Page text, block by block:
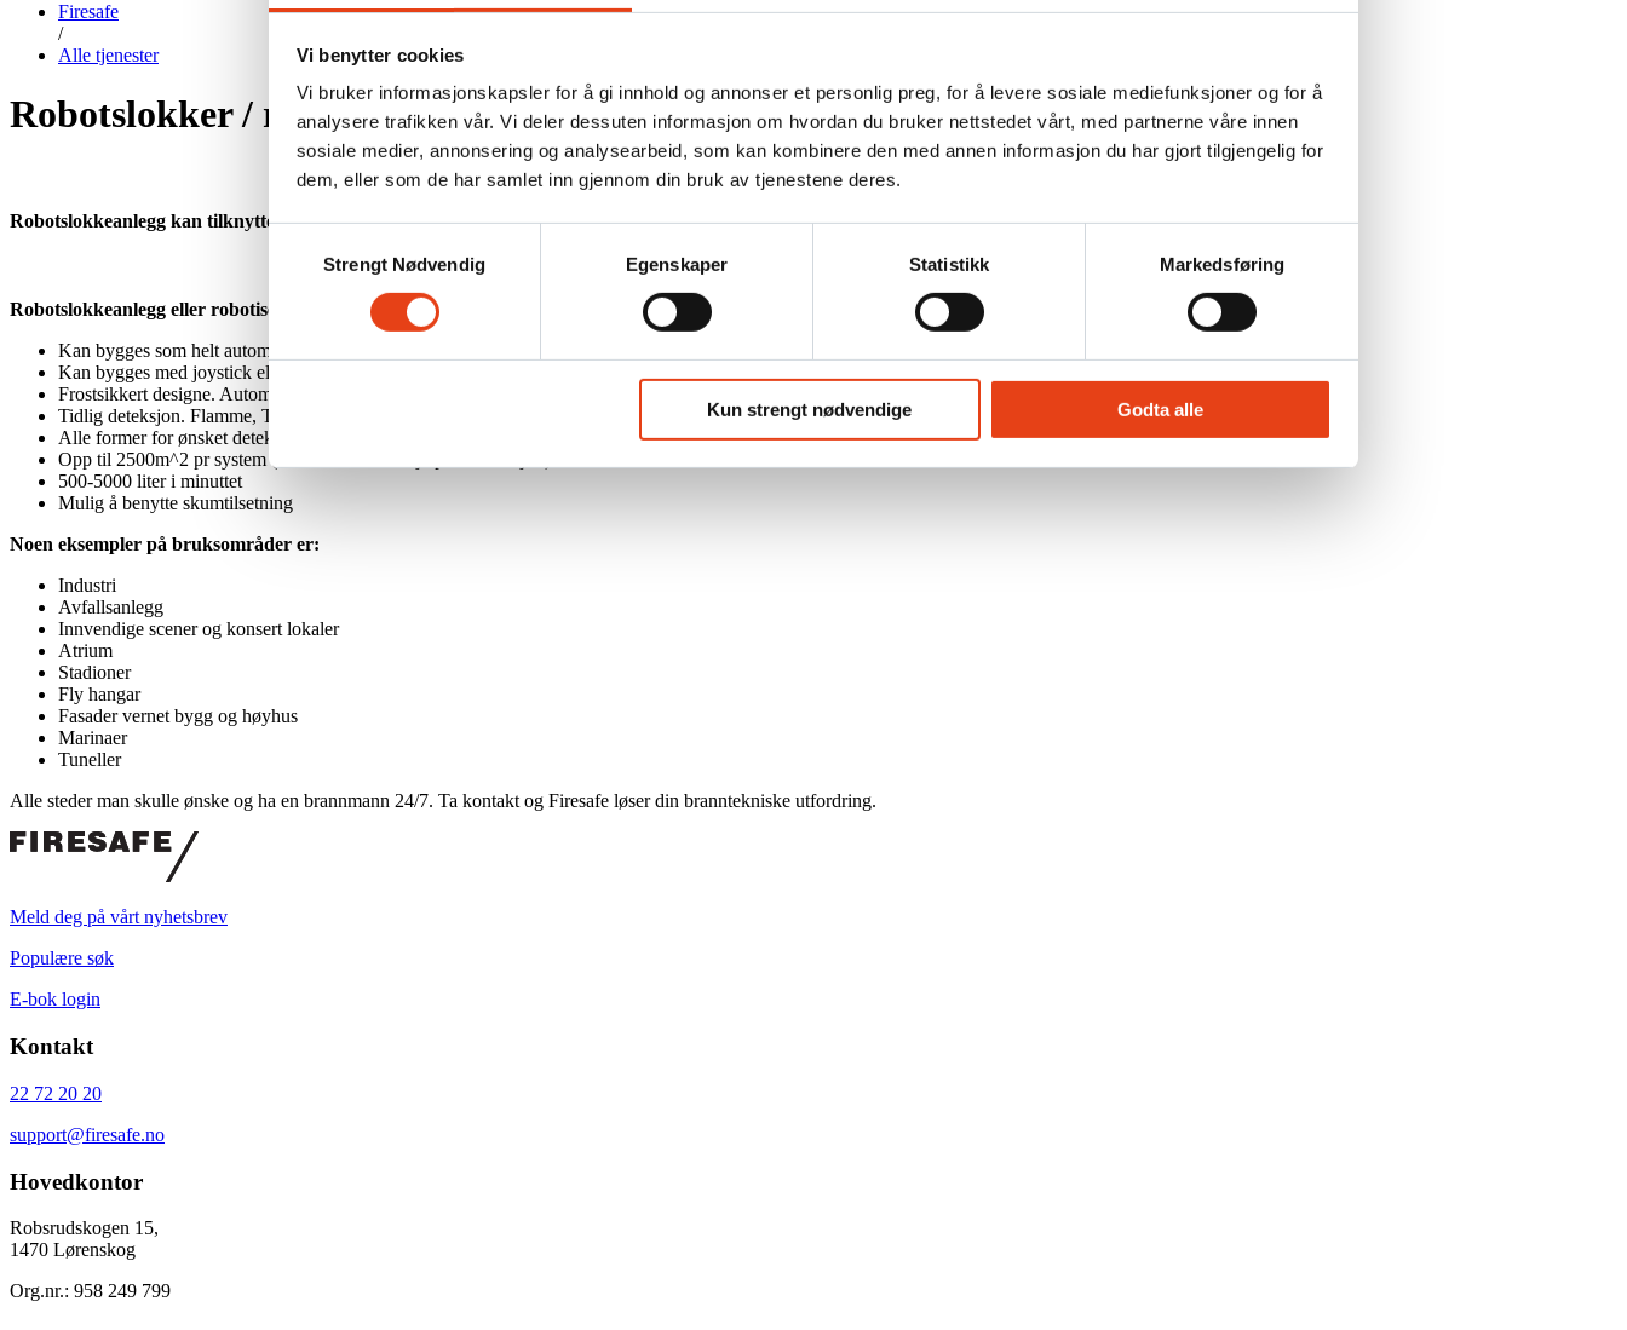
Vi benytter cookies
Vi bruker informasjonskapsler for å gi innhold og annonser et personlig preg, for å levere sosiale mediefunksjoner og for å
analysere trafikken vår. Vi deler dessuten informasjon om hvordan du bruker nettstedet vårt, med partnerne våre innen
sosiale medier, annonsering og analysearbeid, som kan kombinere den med annen informasjon du har gjort tilgjengelig for
dem, eller som de har samlet inn gjennom din bruk av tjenestene deres.
Strengt Nødvendig
Egenskaper Statistikk Markedsføring
Kun strengt nødvendige Godta alle
Firesafe
/
Alle tjenester
Robotslokker / robotiserte vannkanoner
Robotslokkeanlegg kan tilknyttes alle typer deteksjon
Robotslokkeanlegg eller robotiserte vannkanoner:
Kan bygges som helt automatiske systemer
Kan bygges med joystick eller fjernstyring vi pc/mobil/tablet
Frostsikkert designe. Automatisk drenering etter aktivering
Tidlig deteksjon. Flamme, Thermisk, Røyk (video analytics)
Alle former for ønsket deteksjon er tilegnelig
Opp til 2500m^2 pr system ( kan utvides ved hjelp av deteksjon)
500-5000 liter i minuttet
Mulig å benytte skumtilsetning
Noen eksempler på bruksområder er:
Industri
Avfallsanlegg
Innvendige scener og konsert lokaler
Atrium
Stadioner
Fly hangar
Fasader vernet bygg og høyhus
Marinaer
Tuneller
Alle steder man skulle ønske og ha en brannmann 24/7. Ta kontakt og Firesafe løser din branntekniske utfordring.
Meld deg på vårt nyhetsbrev
Populære søk
E-bok login
Kontakt
22 72 20 20
support@firesafe.no
Hovedkontor
Robsrudskogen 15,
1470 Lørenskog
Org.nr.: 958 249 799